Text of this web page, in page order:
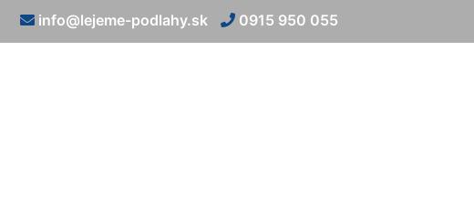
info@lejeme-podlahy.sk 0915 950 055